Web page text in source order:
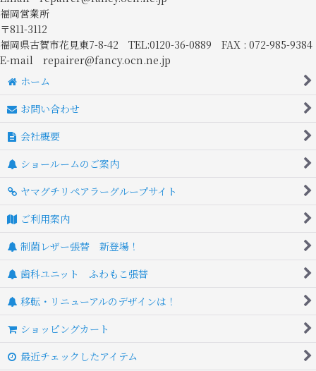
福岡営業所
〒811-3112
福岡県古賀市花見東7-8-42 TEL:0120-36-0889 FAX : 072-985-9384
E-mail repairer@fancy.ocn.ne.jp
ホーム
お問い合わせ
会社概要
ショールームのご案内
ヤマグチリペアラーグループサイト
ご利用案内
制菌レザー張替 新登場！
歯科ユニット ふわもこ張替
移転・リニューアルのデザインは！
ショッピングカート
最近チェックしたアイテム